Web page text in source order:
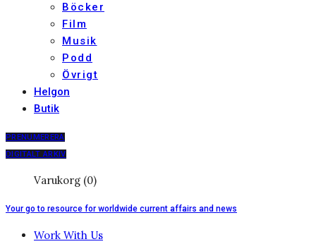
Böcker
Film
Musik
Podd
Övrigt
Helgon
Butik
PRENUMERERA
DIGITALT ARKIV
Varukorg (0)
Your go to resource for worldwide current affairs and news
Work With Us